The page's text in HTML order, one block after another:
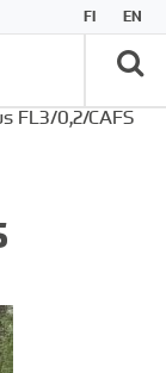
FI EN
FL3/0,2/CAFS